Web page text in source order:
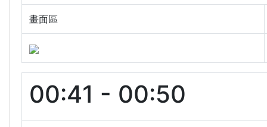
畫面區
00:41 - 00:50